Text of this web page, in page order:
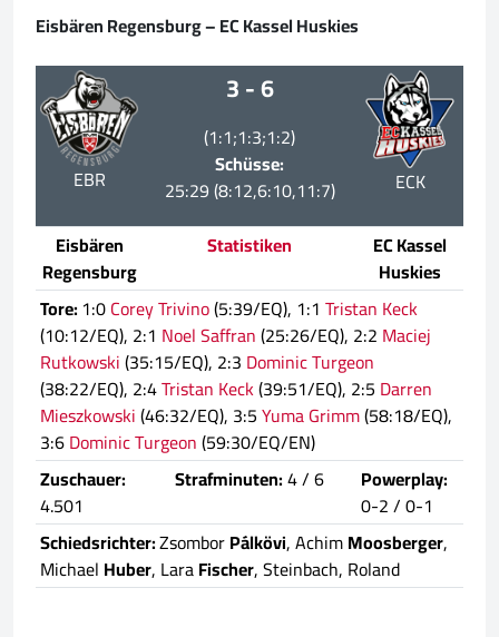
Eisbären Regensburg – EC Kassel Huskies
EBR
3 - 6
(1:1;1:3;1:2)
Schüsse:
25:29 (8:12,6:10,11:7)
ECK
Eisbären
Regensburg
Statistiken
EC Kassel
Huskies
Tore:1:0Corey Trivino(5:39/EQ), 1:1 Tristan Keck
(10:12/EQ), 2:1 Noel Saffran(25:26/EQ), 2:2 Maciej
Rutkowski(35:15/EQ), 2:3 Dominic Turgeon
(38:22/EQ), 2:4Tristan Keck(39:51/EQ), 2:5 Darren
Mieszkowski(46:32/EQ), 3:5Yuma Grimm(58:18/EQ),
3:6Dominic Turgeon(59:30/EQ/EN)
Zuschauer:
4.501
Strafminuten:4 / 6
Powerplay:
0-2 / 0-1
Schiedsrichter:ZsomborPálkövi, AchimMoosberger,
Michael Huber, LaraFischer, Steinbach, Roland